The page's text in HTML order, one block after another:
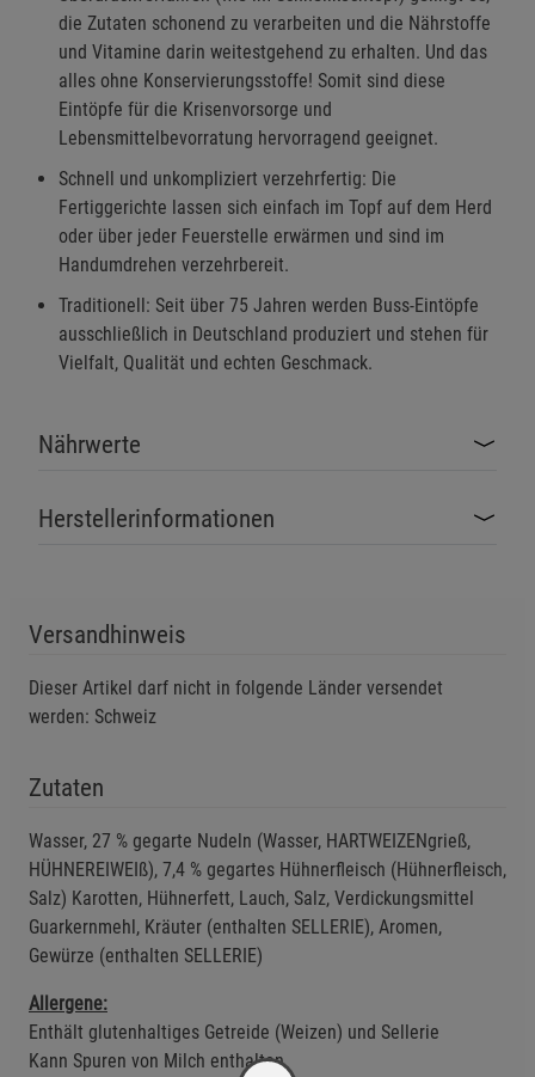
die Zutaten schonend zu verarbeiten und die Nährstoffe
und Vitamine darin weitestgehend zu erhalten. Und das
alles ohne Konservierungsstoffe! Somit sind diese
Eintöpfe für die Krisenvorsorge und
Lebensmittelbevorratung hervorragend geeignet.
Schnell und unkompliziert verzehrfertig: Die
Fertiggerichte lassen sich einfach im Topf auf dem Herd
oder über jeder Feuerstelle erwärmen und sind im
Handumdrehen verzehrbereit.
Traditionell: Seit über 75 Jahren werden Buss-Eintöpfe
ausschließlich in Deutschland produziert und stehen für
Vielfalt, Qualität und echten Geschmack.
Nährwerte
Herstellerinformationen
Versandhinweis
Dieser Artikel darf nicht in folgende Länder versendet
werden: Schweiz
Zutaten
Wasser, 27 % gegarte Nudeln (Wasser, HARTWEIZENgrieß,
HÜHNEREIWEIß), 7,4 % gegartes Hühnerfleisch (Hühnerfleisch,
Salz) Karotten, Hühnerfett, Lauch, Salz, Verdickungsmittel
Guarkernmehl, Kräuter (enthalten SELLERIE), Aromen,
Gewürze (enthalten SELLERIE)
Allergene:
Enthält glutenhaltiges Getreide (Weizen) und Sellerie
Kann Spuren von Milch enthalten